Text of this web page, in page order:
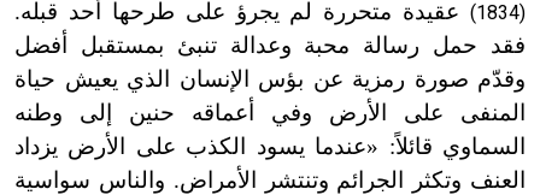
(1834) عقيدة متحررة لم يجرؤ على طرحها أحد قبله.
فقد حمل رسالة محبة وعدالة تنبئ بمستقبل أفضل
وقدّم صورة رمزية عن بؤس الإنسان الذي يعيش حياة
المنفى على الأرض وفي أعماقه حنين إلى وطنه
السماوي قائلاً: «عندما يسود الكذب على الأرض يزداد
العنف وتكثر الجرائم وتنتشر الأمراض. والناس سواسية